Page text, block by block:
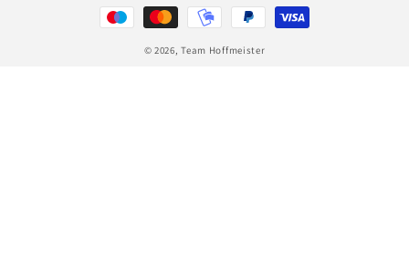
Zahlungsmethoden
© 2026,Team Hoffmeister